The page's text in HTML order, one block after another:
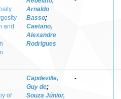
and
Arnaldo
Basso;
Caetano,
Alexandre
Rodrigues
of
Capdeville,
Guy de;
Souza Júnior,
-